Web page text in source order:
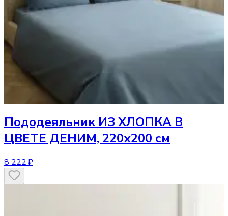
Пододеяльник ИЗ ХЛОПКА В
ЦВЕТЕ ДЕНИМ, 220х200 см
8 222 ₽